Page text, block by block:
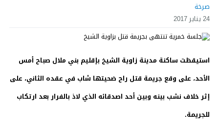
صرخة
24 يناير 2017
استيقظت ساكنة مدينة زاوية الشيخ بإقليم بني ملال صباح أمس
الأحد، على وقع جريمة قتل راح ضحيتها شاب في عقده الثاني، على
إثر خلاف نشب بينه وبين أحد اصدقائه الذي لاذ بالفرار بعد ارتكاب
للجريمة.